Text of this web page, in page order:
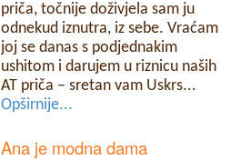
priča, točnije doživjela sam ju
odnekud iznutra, iz sebe. Vraćam
joj se danas s podjednakim
ushitom i darujem u riznicu naših
AT priča – sretan vam Uskrs...
Opširnije...
Ana je modna dama